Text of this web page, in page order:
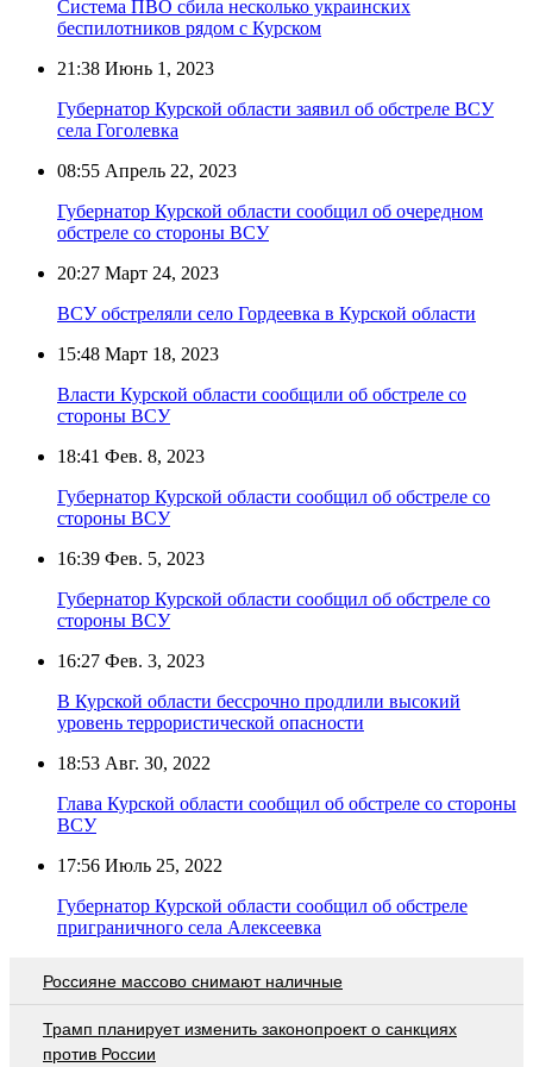
Система ПВО сбила несколько украинских
беспилотников рядом с Курском
21:38 Июнь 1, 2023
Губернатор Курской области заявил об обстреле ВСУ
села Гоголевка
08:55 Апрель 22, 2023
Губернатор Курской области сообщил об очередном
обстреле со стороны ВСУ
20:27 Март 24, 2023
ВСУ обстреляли село Гордеевка в Курской области
15:48 Март 18, 2023
Власти Курской области сообщили об обстреле со
стороны ВСУ
18:41 Фев. 8, 2023
Губернатор Курской области сообщил об обстреле со
стороны ВСУ
16:39 Фев. 5, 2023
Губернатор Курской области сообщил об обстреле со
стороны ВСУ
16:27 Фев. 3, 2023
В Курской области бессрочно продлили высокий
уровень террористической опасности
18:53 Авг. 30, 2022
Глава Курской области сообщил об обстреле со стороны
ВСУ
17:56 Июль 25, 2022
Губернатор Курской области сообщил об обстреле
приграничного села Алексеевка
Россияне массово снимают наличные
Трамп планирует изменить законопроект о санкциях
против России